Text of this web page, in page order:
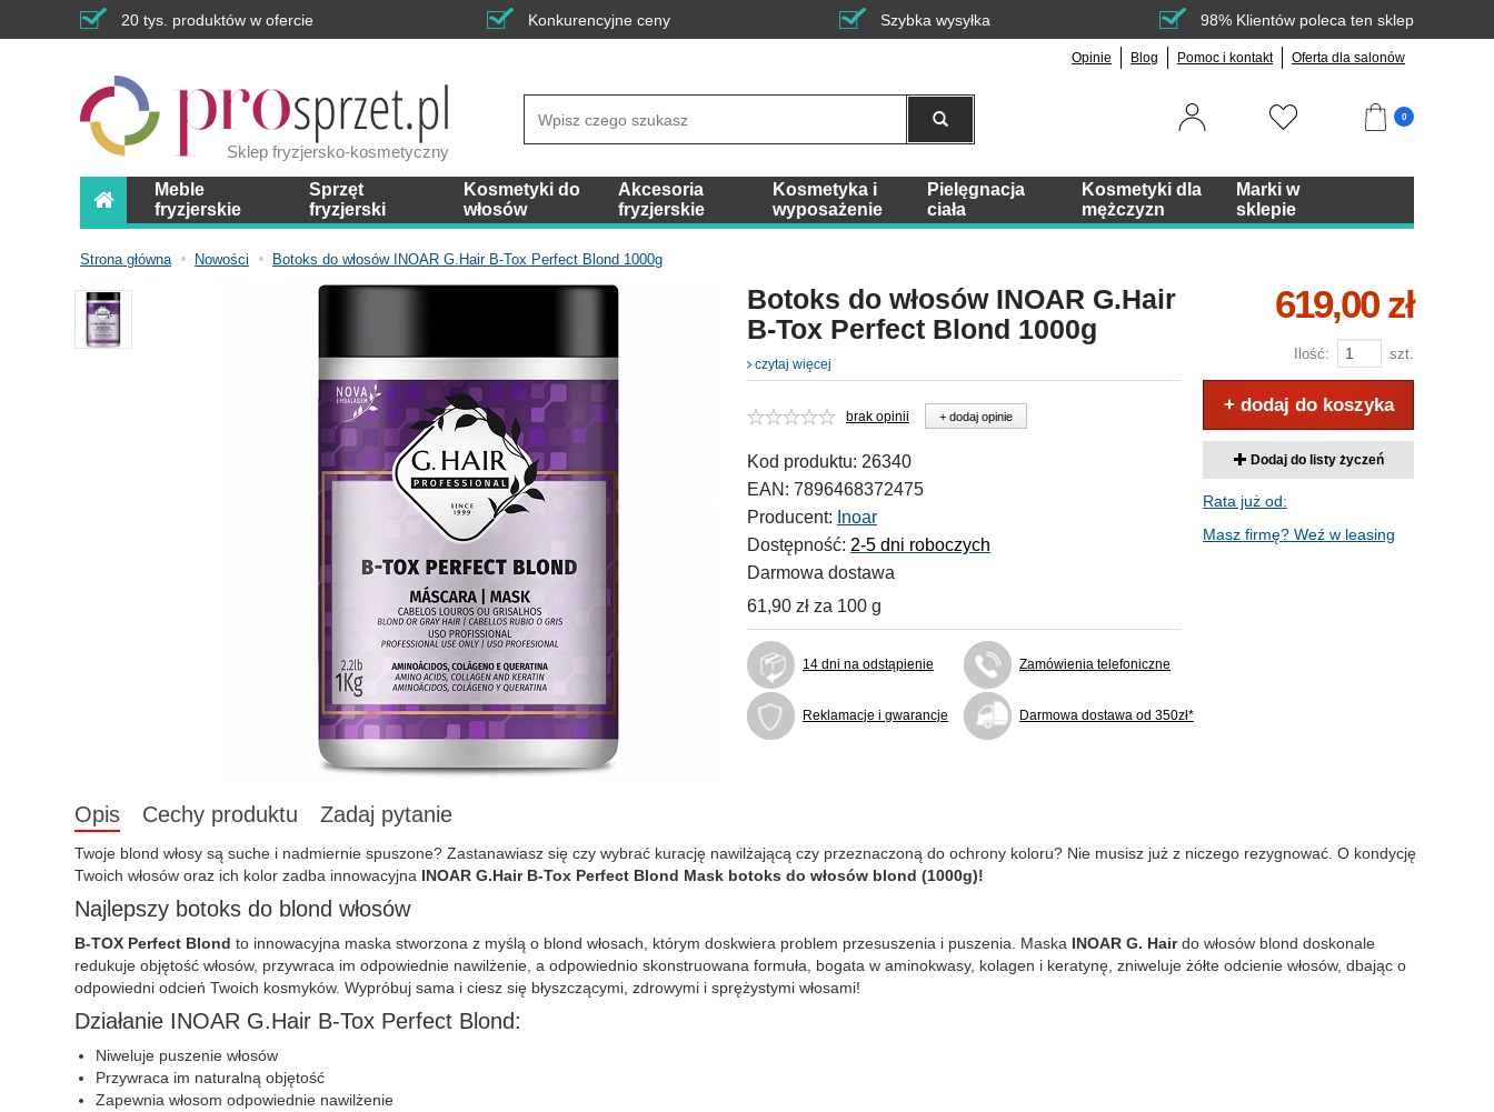
20 tys. produktów w ofercie Konkurencyjne ceny Szybka wysyłka 98% Klientów poleca ten sklep
Opinie Blog Pomoc i kontakt Oferta dla salonów
Sklep fryzjersko-kosmetyczny
0
Meble
fryzjerskie
Sprzęt
fryzjerski
Kosmetyki do
włosów
Akcesoria
fryzjerskie
Kosmetyka i
wyposażenie
Pielęgnacja
ciała
Kosmetyki dla
mężczyzn
Marki w
sklepie
Strona główna Nowości Botoks do włosów INOAR G.Hair B-Tox Perfect Blond 1000g
Botoks do włosów INOAR G.Hair
B-Tox Perfect Blond 1000g
czytaj więcej
brak opinii + dodaj opinie
Kod produktu: 26340
EAN: 7896468372475
Producent: Inoar
Dostępność: 2-5 dni roboczych
Darmowa dostawa
61,90 zł za 100 g
14 dni na odstąpienie Zamówienia telefoniczne
Reklamacje i gwarancje Darmowa dostawa od 350zł*
619,00 zł
Ilość: szt.
+ dodaj do koszyka
Dodaj do listy życzeń
Rata już od:
Masz firmę? Weź w leasing
Opis Cechy produktu Zadaj pytanie
Twoje blond włosy są suche i nadmiernie spuszone? Zastanawiasz się czy wybrać kurację nawilżającą czy przeznaczoną do ochrony koloru? Nie musisz już z niczego rezygnować. O kondycję
Twoich włosów oraz ich kolor zadba innowacyjna INOAR G.Hair B-Tox Perfect Blond Mask botoks do włosów blond (1000g)!
Najlepszy botoks do blond włosów
B-TOX Perfect Blond to innowacyjna maska stworzona z myślą o blond włosach, którym doskwiera problem przesuszenia i puszenia. Maska INOAR G. Hairdo włosów blond doskonale
redukuje objętość włosów, przywraca im odpowiednie nawilżenie, a odpowiednio skonstruowana formuła, bogata w aminokwasy, kolagen i keratynę, zniweluje żółte odcienie włosów, dbając o
odpowiedni odcień Twoich kosmyków. Wypróbuj sama i ciesz się błyszczącymi, zdrowymi i sprężystymi włosami!
Działanie INOAR G.Hair B-Tox Perfect Blond:
Niweluje puszenie włosów
Przywraca im naturalną objętość
Zapewnia włosom odpowiednie nawilżenie